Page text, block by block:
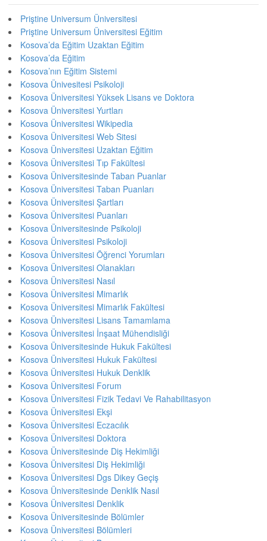
Priştine Universum Üniversitesi
Priştine Universum Üniversitesi Eğitim
Kosova’da Eğitim Uzaktan Eğitim
Kosova’da Eğitim
Kosova’nın Eğitim Sistemi
Kosova Ünivesitesi Psikoloji
Kosova Üniversitesi Yüksek Lisans ve Doktora
Kosova Üniversitesi Yurtları
Kosova Üniversitesi Wikipedia
Kosova Üniversitesi Web Sitesi
Kosova Üniversitesi Uzaktan Eğitim
Kosova Üniversitesi Tıp Fakültesi
Kosova Üniversitesinde Taban Puanlar
Kosova Üniversitesi Taban Puanları
Kosova Üniversitesi Şartları
Kosova Üniversitesi Puanları
Kosova Üniversitesinde Psikoloji
Kosova Üniversitesi Psikoloji
Kosova Üniversitesi Öğrenci Yorumları
Kosova Üniversitesi Olanakları
Kosova Üniversitesi Nasıl
Kosova Üniversitesi Mimarlık
Kosova Üniversitesi Mimarlık Fakültesi
Kosova Üniversitesi Lisans Tamamlama
Kosova Üniversitesi İnşaat Mühendisliği
Kosova Üniversitesinde Hukuk Fakültesi
Kosova Üniversitesi Hukuk Fakültesi
Kosova Üniversitesi Hukuk Denklik
Kosova Üniversitesi Forum
Kosova Üniversitesi Fizik Tedavi Ve Rahabilitasyon
Kosova Üniversitesi Ekşi
Kosova Üniversitesi Eczacılık
Kosova Üniversitesi Doktora
Kosova Üniversitesinde Diş Hekimliği
Kosova Üniversitesi Diş Hekimliği
Kosova Üniversitesi Dgs Dikey Geçiş
Kosova Üniversitesinde Denklik Nasıl
Kosova Üniversitesi Denklik
Kosova Üniversitesinde Bölümler
Kosova Üniversitesi Bölümleri